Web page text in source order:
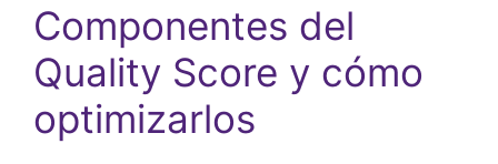
Componentes del
Quality Score y cómo
optimizarlos